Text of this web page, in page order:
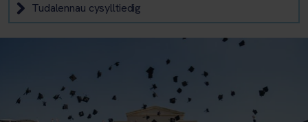
Tudalennau cysylltiedig